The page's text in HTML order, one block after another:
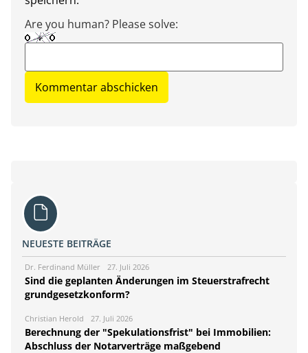
Are you human? Please solve:
NEUESTE BEITRÄGE
Dr. Ferdinand Müller 27. Juli 2026
Sind die geplanten Änderungen im Steuerstrafrecht
grundgesetzkonform?
Christian Herold 27. Juli 2026
Berechnung der "Spekulationsfrist" bei Immobilien:
Abschluss der Notarverträge maßgebend